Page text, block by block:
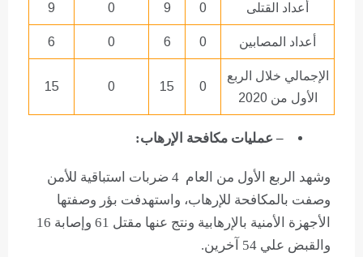
أعداد القتلى 0
9
0
9
أعداد المصابين 0
6
0
6
الإجمالي خلال الربع
الأول من 2020
0
15
0
15
– عمليات مكافحة الإرهاب:
وشهد الربع الأول من العام 4 ضربات استباقية للأمن
وصفت بالمكافحة للإرهاب، واستهدفت بؤر وصفتها
الأجهزة الأمنية بالإرهابية ونتج عنها مقتل 61 وإصابة 16
والقبض علي 54 آخرين.